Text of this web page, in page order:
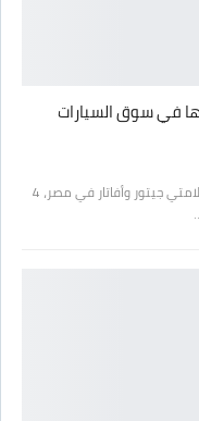
ريادتها في سوق السيارات
حصدت مجموعة قصراوي جروب، الوكيل الحصري لعلامتي جيتور وأفاتار في مصر، 4